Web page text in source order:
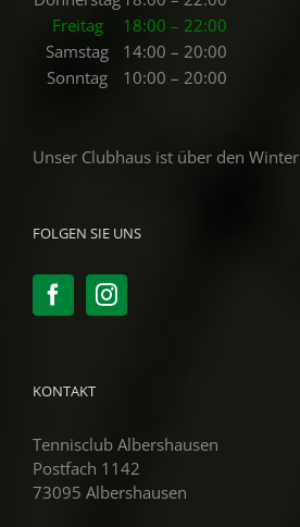
Freitag
18:00 – 22:00
Samstag
14:00 – 20:00
Sonntag
10:00 – 20:00
Unser Clubhaus ist über den
FOLGEN SIE UNS
KONTAKT
Tennisclub Albershausen
Postfach 1142
73095 Albershausen